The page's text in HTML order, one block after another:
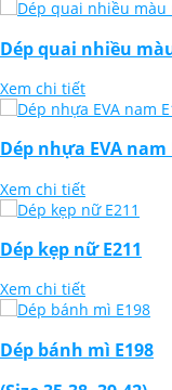
Dép quai nhiều
Xem chi tiết
Dép nhựa EVA nam
Xem chi tiết
Dép kẹp nữ E211
Xem chi tiết
Dép bánh mì E198